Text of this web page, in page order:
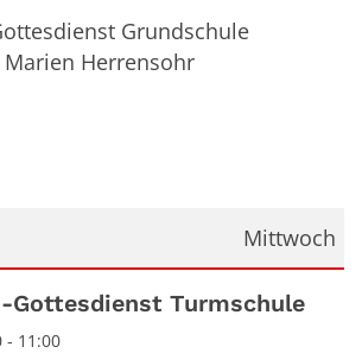
Grundschule
Herrensohr
Mittwoch
2026
Gottesdienst Turmschule
- 11:00